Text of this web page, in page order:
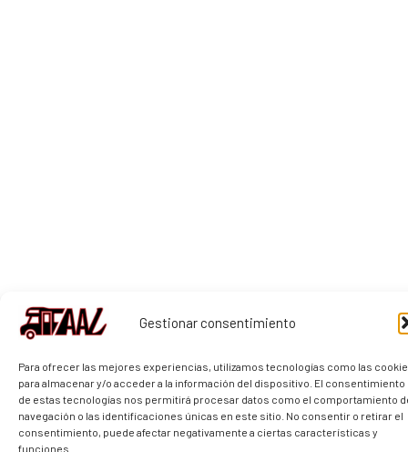
Gestionar consentimiento
Para ofrecer las mejores experiencias, utilizamos tecnologías como las
para almacenar y/o acceder a la información del dispositivo. El consentimiento
de estas tecnologías nos permitirá procesar datos como el comportamiento
navegación o las identificaciones únicas en este sitio. No consentir o retirar el
consentimiento, puede afectar negativamente a ciertas características y
funciones.